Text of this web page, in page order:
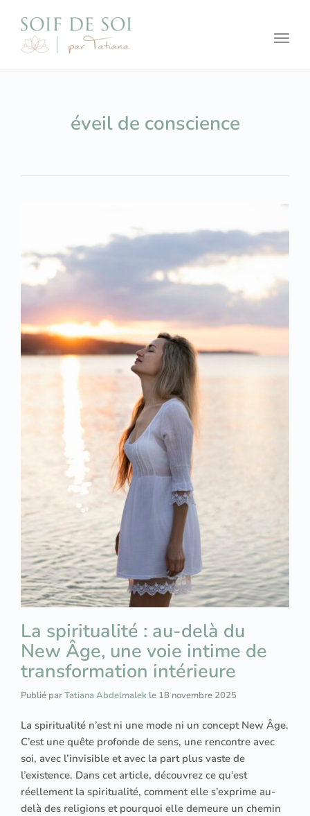
éveil de conscience
La spiritualité : au-delà du
New Âge, une voie intime de
transformation intérieure
Publié parTatiana Abdelmalek le 18 novembre 2025
La spiritualité n’est ni une mode ni un concept New Âge.
C’est une quête profonde de sens, une rencontre avec
soi, avec l’invisible et avec la part plus vaste de
l’existence. Dans cet article, découvrez ce qu’est
réellement la spiritualité, comment elle s’exprime au-
delà des religions et pourquoi elle demeure un chemin